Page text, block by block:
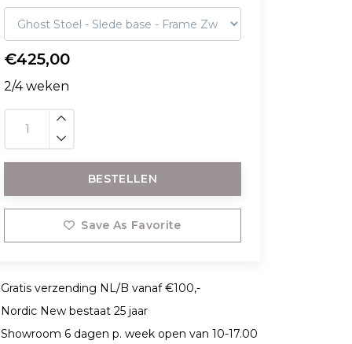
€425,00
2/4 weken
BESTELLEN
Save As Favorite
Gratis verzending NL/B vanaf €100,-
Nordic New bestaat 25 jaar
Showroom 6 dagen p. week open van 10-17.00